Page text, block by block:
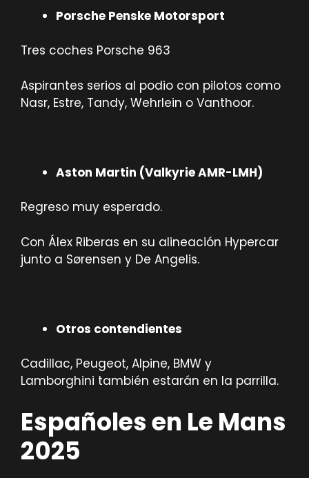
Porsche Penske Motorsport
Tres coches Porsche 963
Aspirantes serios al podio con pilotos como
Nasr, Estre, Tandy, Wehrlein o Vanthoor.
Aston Martin (Valkyrie AMR-LMH)
Regreso muy esperado.
Con Álex Riberas en su alineación Hypercar
junto a Sørensen y De Angelis.
Otros contendientes
Cadillac, Peugeot, Alpine, BMW y
Lamborghini también estarán en la parrilla.
Españoles en Le Mans
2025